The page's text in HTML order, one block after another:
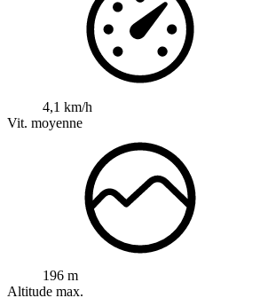
4,1 km/h
Vit. moyenne
196 m
Altitude max.